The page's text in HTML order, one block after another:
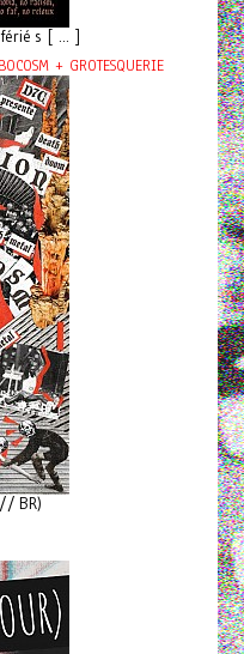
s [ ... ]
+ GROTESQUERIE
BR)